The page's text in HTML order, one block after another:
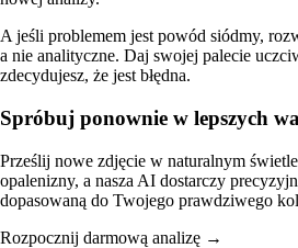
A jeśli problemem jest powód siódmy,
a nie analityczne. Daj swojej palecie
zdecydujesz, że jest błędna.
Spróbuj ponownie w lepszych
Prześlij nowe zdjęcie w naturalnym
opalenizny, a nasza AI dostarczy
dopasowaną do Twojego prawdziwego
Rozpocznij darmową analizę →